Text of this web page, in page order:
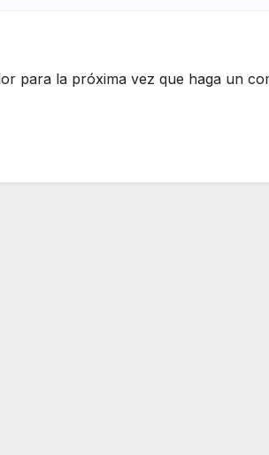
para la próxima vez que haga un